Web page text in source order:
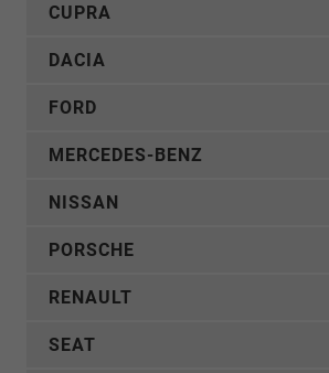
CUPRA
DACIA
FORD
MERCEDES-BENZ
NISSAN
PORSCHE
RENAULT
SEAT